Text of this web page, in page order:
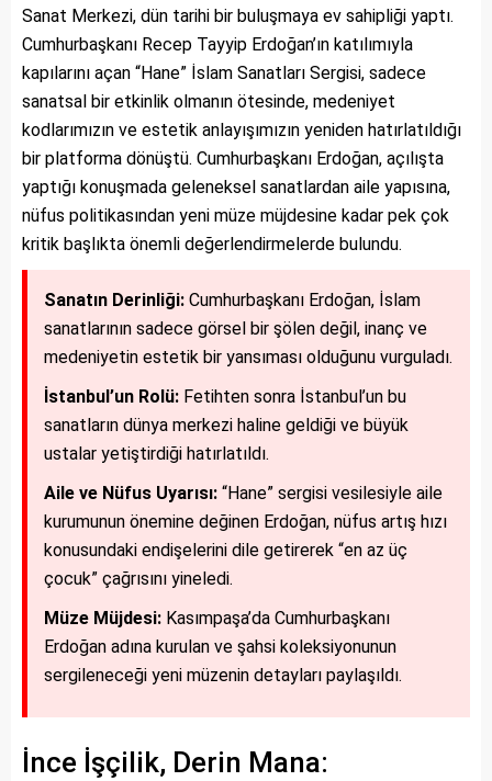
Sanat Merkezi, dün tarihi bir buluşmaya ev sahipliği yaptı.
Cumhurbaşkanı Recep Tayyip Erdoğan’ın katılımıyla
kapılarını açan “Hane” İslam Sanatları Sergisi, sadece
sanatsal bir etkinlik olmanın ötesinde, medeniyet
kodlarımızın ve estetik anlayışımızın yeniden hatırlatıldığı
bir platforma dönüştü. Cumhurbaşkanı Erdoğan, açılışta
yaptığı konuşmada geleneksel sanatlardan aile yapısına,
nüfus politikasından yeni müze müjdesine kadar pek çok
kritik başlıkta önemli değerlendirmelerde bulundu.
Sanatın Derinliği: Cumhurbaşkanı Erdoğan, İslam
sanatlarının sadece görsel bir şölen değil, inanç ve
medeniyetin estetik bir yansıması olduğunu vurguladı.
İstanbul’un Rolü: Fetihten sonra İstanbul’un bu
sanatların dünya merkezi haline geldiği ve büyük
ustalar yetiştirdiği hatırlatıldı.
Aile ve Nüfus Uyarısı: “Hane” sergisi vesilesiyle aile
kurumunun önemine değinen Erdoğan, nüfus artış hızı
konusundaki endişelerini dile getirerek “en az üç
çocuk” çağrısını yineledi.
Müze Müjdesi: Kasımpaşa’da Cumhurbaşkanı
Erdoğan adına kurulan ve şahsi koleksiyonunun
sergileneceği yeni müzenin detayları paylaşıldı.
İnce İşçilik, Derin Mana: